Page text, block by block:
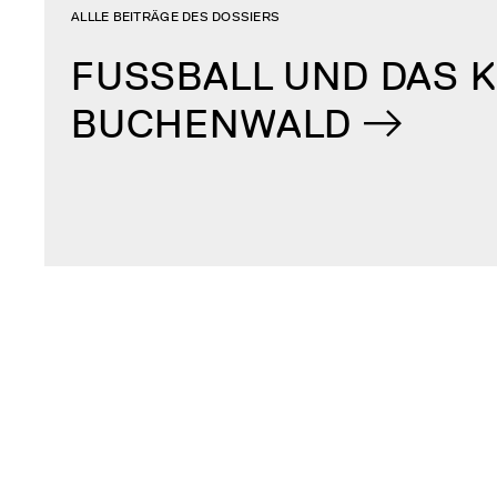
FUSSBALL UND DAS
BUCHENWALD
ALLLE BEITRÄGE DES DOSSIERS